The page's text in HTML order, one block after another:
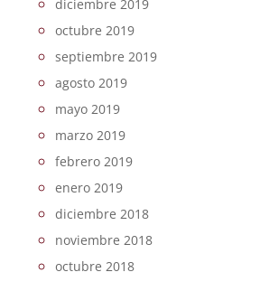
diciembre 2019
octubre 2019
septiembre 2019
agosto 2019
mayo 2019
marzo 2019
febrero 2019
enero 2019
diciembre 2018
noviembre 2018
octubre 2018